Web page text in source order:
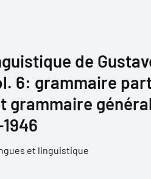
de
6: grammaire
grammaire
et linguistique